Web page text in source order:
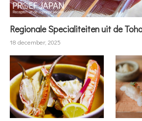
Regionale Specialiteiten uit de
18 december, 2025